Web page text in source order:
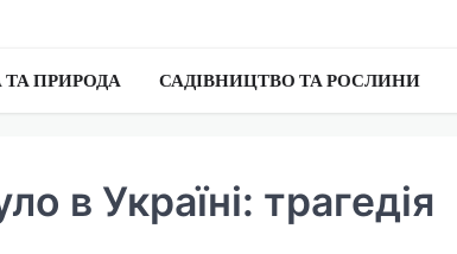
ПРИРОДА САДІВНИЦТВО ТА РОСЛИНИ
в Україні: трагедія